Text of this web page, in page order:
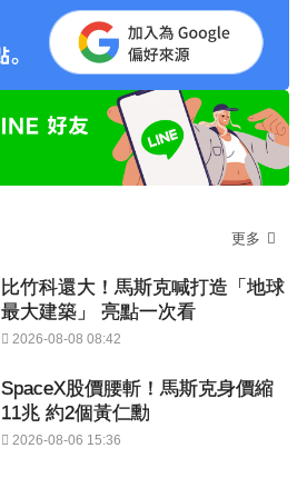
更多
比竹科還大！馬斯克喊打造「地球
最大建築」 亮點一次看
2026-08-08 08:42
SpaceX股價腰斬！馬斯克身價縮
11兆 約2個黃仁勳
2026-08-06 15:36